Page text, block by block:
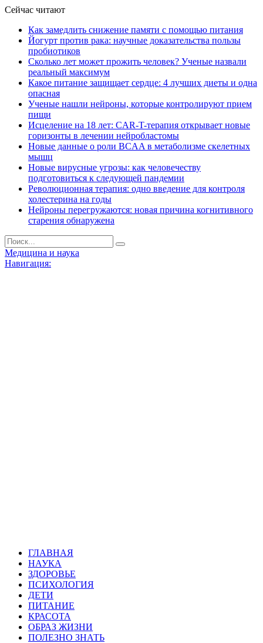
Сейчас читают
Как замедлить снижение памяти с помощью питания
Йогурт против рака: научные доказательства пользы
пробиотиков
Сколько лет может прожить человек? Ученые назвали
реальный максимум
Какое питание защищает сердце: 4 лучших диеты и одна
опасная
Ученые нашли нейроны, которые контролируют прием
пищи
Исцеление на 18 лет: CAR-T-терапия открывает новые
горизонты в лечении нейробластомы
Новые данные о роли BCAA в метаболизме скелетных
мышц
Новые вирусные угрозы: как человечеству
подготовиться к следующей пандемии
Революционная терапия: одно введение для контроля
холестерина на годы
Нейроны перегружаются: новая причина когнитивного
старения обнаружена
Медицина и наука
Навигация:
ГЛАВНАЯ
НАУКА
ЗДОРОВЬЕ
ПСИХОЛОГИЯ
ДЕТИ
ПИТАНИЕ
КРАСОТА
ОБРАЗ ЖИЗНИ
ПОЛЕЗНО ЗНАТЬ